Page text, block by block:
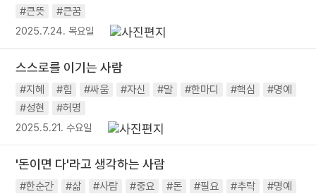
#큰뜻
#큰꿈
2025.7.24. 목요일
스스로를 이기는 사람
#지혜 #힘 #싸움 #자신 #말 #한마디 #핵심
#명예
#성현
#허명
2025.5.21. 수요일
'돈이면 다'라고 생각하는 사람
#한순간 #삶 #사람 #중요 #돈 #필요 #추락
#명예